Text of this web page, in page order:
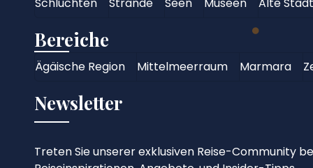
Bereiche
Ägäische Region Mittelmeerraum Marmara
Newsletter
Treten Sie unserer exklusiven Reise-Community